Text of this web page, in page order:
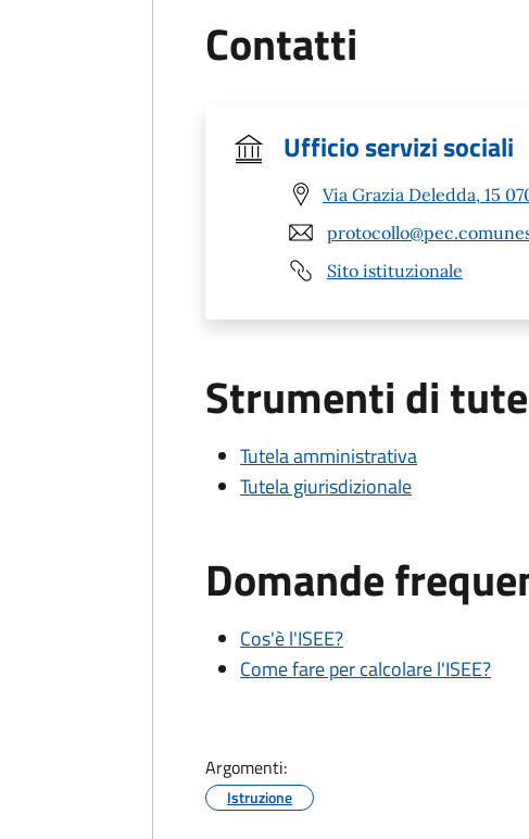
Contatti
Ufficio servizi sociali
Via Grazia Deledda, 15
Sito istituzionale
Strumenti di
Tutela amministrativa
Tutela giurisdizionale
Domande
Cos'è l'ISEE?
Come fare per calcolare l'ISEE?
Argomenti:
Istruzione